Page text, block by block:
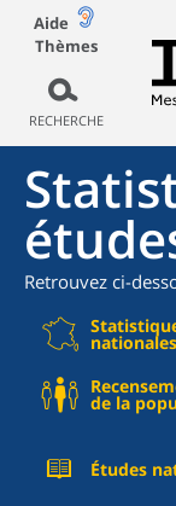
Aide
Thèmes
RECHERCHE
Retrouvez ci-
nationales
de la
Études